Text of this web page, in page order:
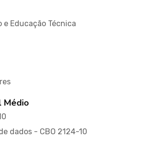
Educação Técnica
Médio
dados - CBO 2124-10